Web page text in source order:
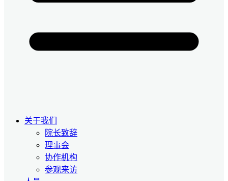
关于我们
院长致辞
理事会
协作机构
参观来访